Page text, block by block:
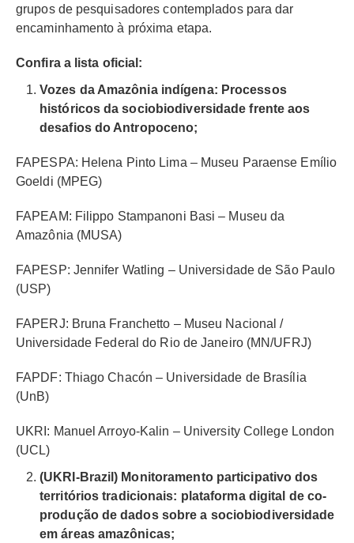
grupos de pesquisadores contemplados para dar
encaminhamento à próxima etapa.
Confira a lista oficial:
Vozes da Amazônia indígena: Processos
históricos da sociobiodiversidade frente aos
desafios do Antropoceno;
FAPESPA: Helena Pinto Lima – Museu Paraense Emílio
Goeldi (MPEG)
FAPEAM: Filippo Stampanoni Basi – Museu da
Amazônia (MUSA)
FAPESP: Jennifer Watling – Universidade de São Paulo
(USP)
FAPERJ: Bruna Franchetto – Museu Nacional /
Universidade Federal do Rio de Janeiro (MN/UFRJ)
FAPDF: Thiago Chacón – Universidade de Brasília
(UnB)
UKRI: Manuel Arroyo-Kalin – University College London
(UCL)
(UKRI-Brazil) Monitoramento participativo dos
territórios tradicionais: plataforma digital de co-
produção de dados sobre a sociobiodiversidade
em áreas amazônicas;